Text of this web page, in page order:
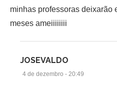
minhas professoras deixarão
meses ameiiiiiiii
JOSEVALDO
4 de dezembro - 20:49